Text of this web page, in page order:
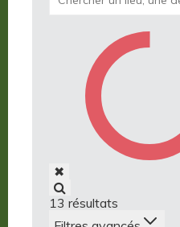
✖
13 résultats